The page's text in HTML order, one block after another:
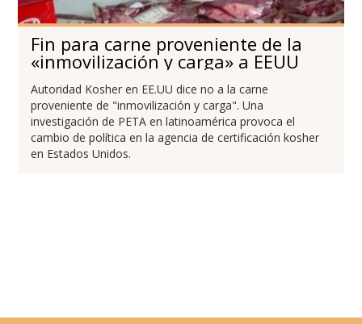
Fin para carne proveniente de la
«inmovilización y carga» a EEUU
Autoridad Kosher en EE.UU dice no a la carne
proveniente de "inmovilización y carga". Una
investigación de PETA en latinoamérica provoca el
cambio de política en la agencia de certificación kosher
en Estados Unidos.